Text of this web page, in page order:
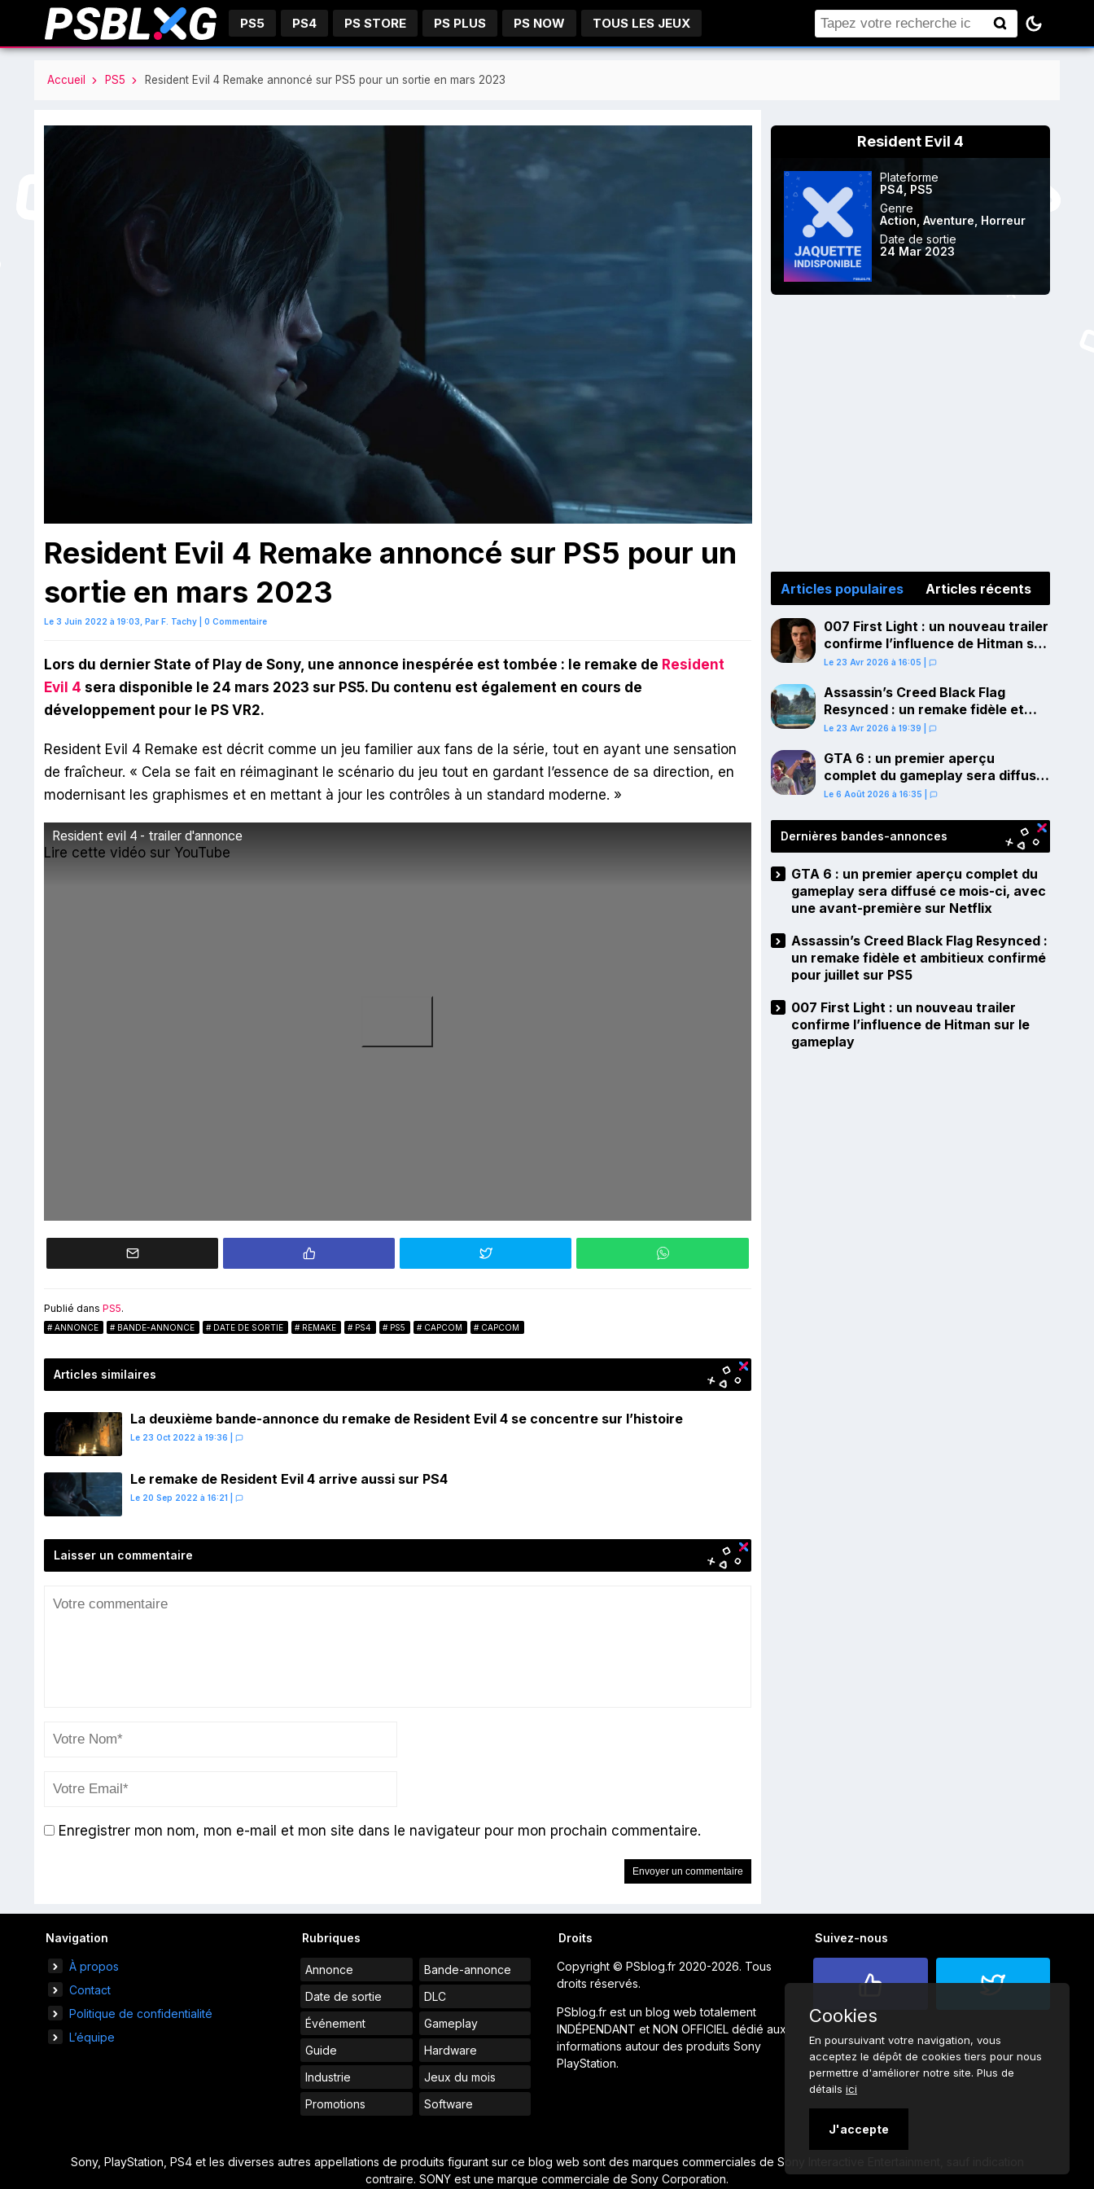
PS5 PS4 PS STORE PS PLUS PS NOW TOUS LES JEUX Rechercher
Accueil PS5 Resident Evil 4 Remake annoncé sur PS5 pour un sortie en mars 2023
Resident Evil 4 Remake annoncé sur PS5 pour un
sortie en mars 2023
Le 3 Juin 2022 à 19:03, Par F. Tachy 0 Commentaire
Lors du dernier State of Play de Sony, une annonce inespérée est tombée : le remake de Resident
Evil 4 sera disponible le 24 mars 2023 sur PS5. Du contenu est également en cours de
développement pour le PS VR2.
Resident Evil 4 Remake est décrit comme un jeu familier aux fans de la série, tout en ayant une sensation
de fraîcheur. « Cela se fait en réimaginant le scénario du jeu tout en gardant l’essence de sa direction, en
modernisant les graphismes et en mettant à jour les contrôles à un standard moderne. »
Resident evil 4 - trailer d'annonce
Lire cette vidéo sur YouTube
Publié dans PS5.
ANNONCE BANDE-ANNONCE DATE DE SORTIE REMAKE PS4 PS5 CAPCOM CAPCOM
Articles similaires
La deuxième bande-annonce du remake de Resident Evil 4 se concentre sur l’histoire
Le 23 Oct 2022 à 19:36
Le remake de Resident Evil 4 arrive aussi sur PS4
Le 20 Sep 2022 à 16:21
Laisser un commentaire
Enregistrer mon nom, mon e-mail et mon site dans le navigateur pour mon prochain commentaire.
Resident Evil 4
Plateforme
PS4 PS5
Genre
Action Aventure Horreur
Date de sortie
24 Mar 2023
Articles populaires Articles récents
007 First Light : un nouveau trailer
confirme l’influence de Hitman sur
le gameplay
Le 23 Avr 2026 à 16:05
Assassin’s Creed Black Flag
Resynced : un remake fidèle et
ambitieux confirmé pour juillet sur
Le 23 Avr 2026 à 19:39
GTA 6 : un premier aperçu
complet du gameplay sera diffusé
ce mois-ci, avec une avant-
Le 6 Août 2026 à 16:35
Dernières bandes-annonces
GTA 6 : un premier aperçu complet du
gameplay sera diffusé ce mois-ci, avec
une avant-première sur Netflix
Assassin’s Creed Black Flag Resynced :
un remake fidèle et ambitieux confirmé
pour juillet sur PS5
007 First Light : un nouveau trailer
confirme l’influence de Hitman sur le
gameplay
Navigation
À propos
Contact
Politique de confidentialité
L’équipe
Rubriques
Annonce
Bande-annonce
Date de sortie
DLC
Événement
Gameplay
Guide
Hardware
Industrie
Jeux du mois
Promotions
Software
Droits
Copyright © PSblog.fr 2020-2026. Tous
droits réservés.
PSblog.fr est un blog web totalement
INDÉPENDANT et NON OFFICIEL dédié aux
informations autour des produits Sony
PlayStation.
Suivez-nous
Sony, PlayStation, PS4 et les diverses autres appellations de produits figurant sur ce blog web sont des marques commerciales de Sony Interactive Entertainment, sauf indication
contraire. SONY est une marque commerciale de Sony Corporation.
Cookies
En poursuivant votre navigation, vous
acceptez le dépôt de cookies tiers pour nous
permettre d'améliorer notre site. Plus de
détails ici
J'accepte